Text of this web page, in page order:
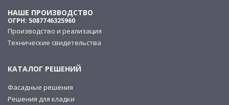
ОГРН: 5087746325960
НАШЕ ПРОИЗВОДСТВО
Производство и реализация
Технические свидетельства
КАТАЛОГ РЕШЕНИЙ
Фасадные решения
Решения для кладки